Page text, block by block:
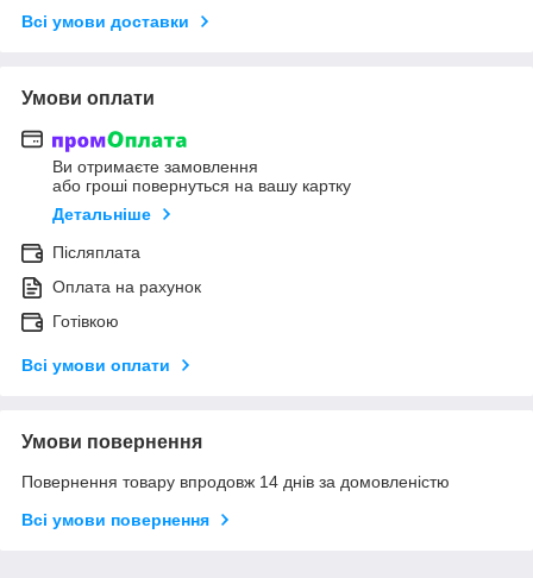
Всі умови доставки
Умови оплати
Ви отримаєте замовлення
або гроші повернуться на вашу картку
Детальніше
Післяплата
Оплата на рахунок
Готівкою
Всі умови оплати
Умови повернення
Повернення товару впродовж 14 днів за домовленістю
Всі умови повернення